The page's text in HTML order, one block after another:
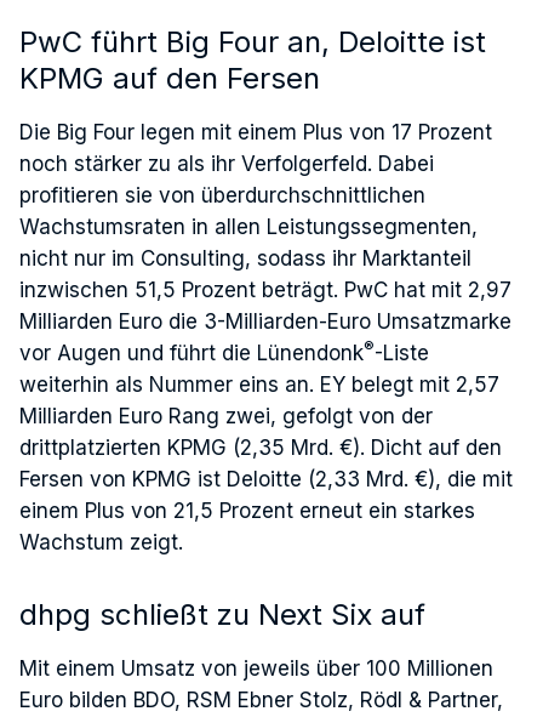
PwC führt Big Four an, Deloitte ist
KPMG auf den Fersen
Die Big Four legen mit einem Plus von 17 Prozent
noch stärker zu als ihr Verfolgerfeld. Dabei
profitieren sie von überdurchschnittlichen
Wachstumsraten in allen Leistungssegmenten,
nicht nur im Consulting, sodass ihr Marktanteil
inzwischen 51,5 Prozent beträgt. PwC hat mit 2,97
Milliarden Euro die 3-Milliarden-Euro Umsatzmarke
vor Augen und führt die Lünendonk®-Liste
weiterhin als Nummer eins an. EY belegt mit 2,57
Milliarden Euro Rang zwei, gefolgt von der
drittplatzierten KPMG (2,35 Mrd. €). Dicht auf den
Fersen von KPMG ist Deloitte (2,33 Mrd. €), die mit
einem Plus von 21,5 Prozent erneut ein starkes
Wachstum zeigt.
dhpg schließt zu Next Six auf
Mit einem Umsatz von jeweils über 100 Millionen
Euro bilden BDO, RSM Ebner Stolz, Rödl & Partner,